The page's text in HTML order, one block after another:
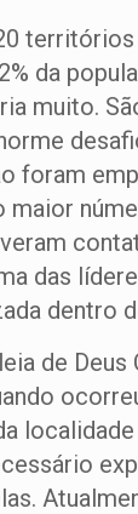
da
muito.
foram
maior
das
dentro
de